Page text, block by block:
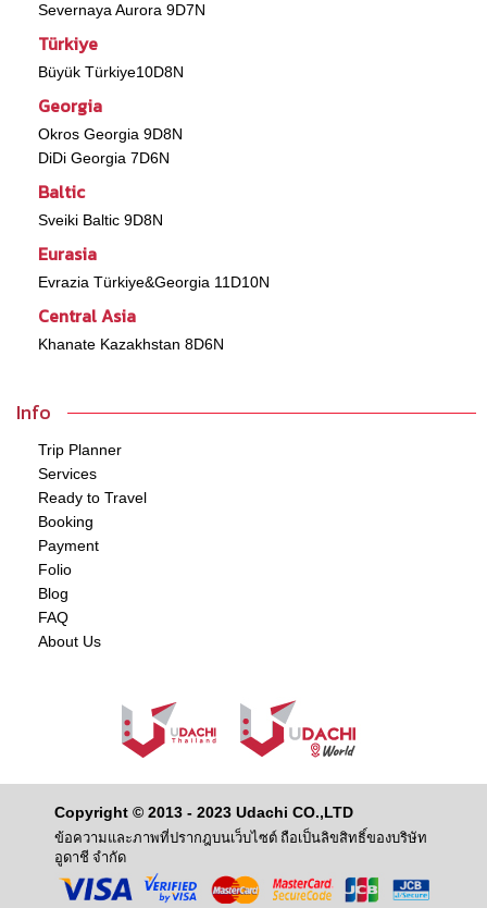
Severnaya Aurora 9D7N
Türkiye
Büyük Türkiye10D8N
Georgia
Okros Georgia 9D8N
DiDi Georgia 7D6N
Baltic
Sveiki Baltic 9D8N
Eurasia
Evrazia Türkiye&Georgia 11D10N
Central Asia
Khanate Kazakhstan 8D6N
Info
Trip Planner
Services
Ready to Travel
Booking
Payment
Folio
Blog
FAQ
About Us
Copyright © 2013 - 2023 Udachi CO.,LTD
ข้อความและภาพที่ปรากฎบนเว็บไซต์ ถือเป็นลิขสิทธิ์ของบริษัท
อูดาชี จำกัด